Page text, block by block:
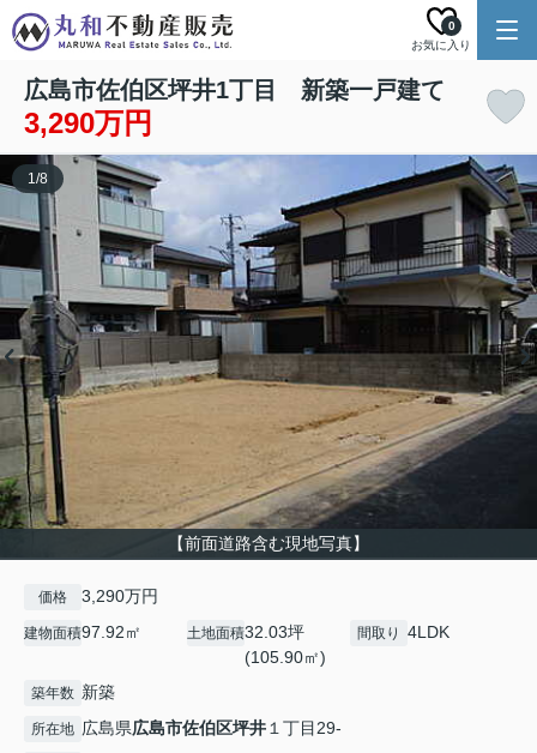
お気に入り
0
広島市佐伯区坪井1丁目 新築一戸建て
3,290万円
【前面道路含む現地写真】
1/8
価格 3,290万円
建物面積97.92㎡ 土地面積32.03坪
(105.90㎡)
間取り 4LDK
築年数 新築
所在地 広島県広島市佐伯区坪井１丁目29-